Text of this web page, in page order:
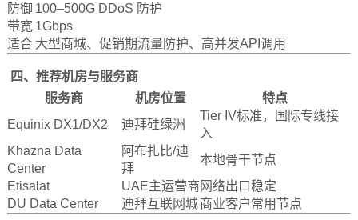
防御 100–500G DDoS 防护
带宽 1Gbps
适合 大型商城、促销期流量防护、高并发API调用
四、推荐机房与服务商
服务商
机房位置
特点
Equinix DX1/DX2
迪拜硅绿洲
Tier IV标准，国际专线接
入
Khazna Data
Center
阿布扎比/迪
拜
本地骨干节点
Etisalat
UAE主运营商 网络出口稳定
DU Data Center
迪拜互联网城商业客户常用节点